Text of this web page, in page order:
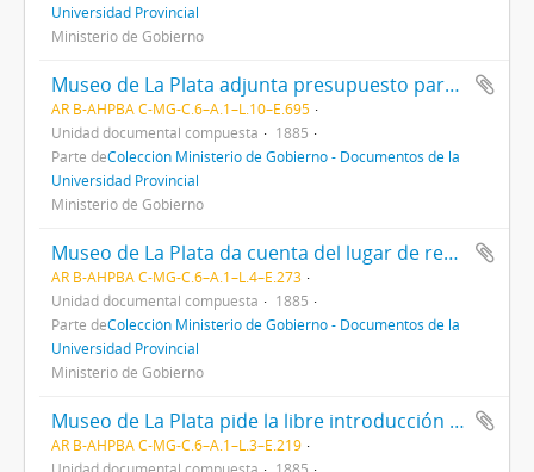
Universidad Provincial
Ministerio de Gobierno
Museo de La Plata adjunta presupuesto para el año 1886
AR B-AHPBA C-MG-C.6–A.1–L.10–E.695
Unidad documental compuesta
1885
Parte deColección Ministerio de Gobierno - Documentos de la
Universidad Provincial
Ministerio de Gobierno
Museo de La Plata da cuenta del lugar de residencia de su personal
AR B-AHPBA C-MG-C.6–A.1–L.4–E.273
Unidad documental compuesta
1885
Parte deColección Ministerio de Gobierno - Documentos de la
Universidad Provincial
Ministerio de Gobierno
Museo de La Plata pide la libre introducción de piezas por la Aduana
AR B-AHPBA C-MG-C.6–A.1–L.3–E.219